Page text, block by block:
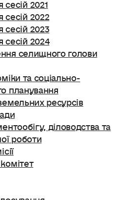
сесій 2022
сесій 2023
сесій 2024
селищного голови
та соціально-
планування
ресурсів
діловодства та
роботи